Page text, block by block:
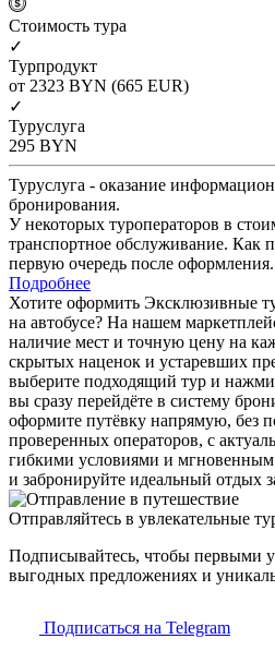
Cтоимость тура
✓
Турпродукт
от 2323 BYN (665 EUR)
✓
Туруслуга
295 BYN
Туруслуга - оказание
бронирования.
У некоторых туроператоров в
транспортное обслуживание. Как
первую очередь после оформления.
Подробнее
Хотите оформить Эксклюзивные
на автобусе? На нашем
наличие мест и точную цену на
скрытых наценок и устаревших
выберите подходящий тур и
вы сразу перейдёте в систему
оформите путёвку напрямую, без
проверенных операторов, с
гибкими условиями и
и забронируйте идеальный отдых
Отправляйтесь в увлекательные
Подписывайтесь, чтобы первыми
выгодных предложениях и
Подписаться на Telegram